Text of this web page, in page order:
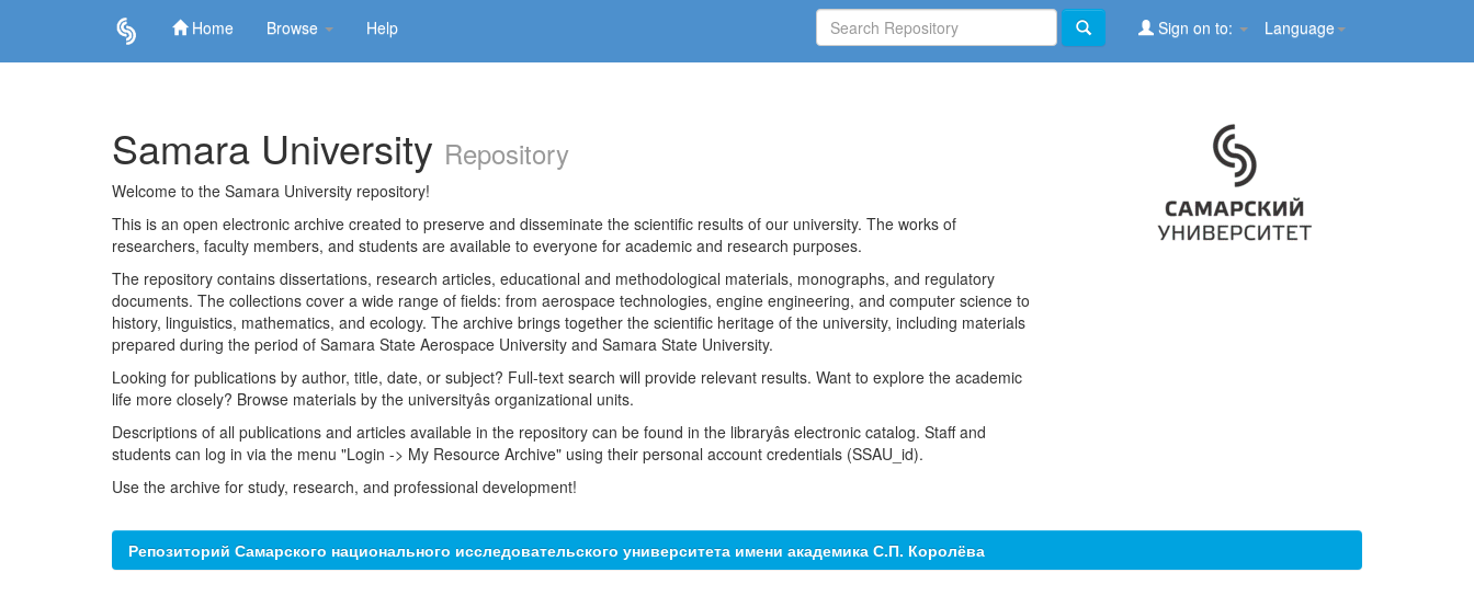
Home Browse Help Language
Sign on to:
Samara University Repository
Welcome to the Samara University repository!
This is an open electronic archive created to preserve and disseminate the scientific results of our university. The works of
researchers, faculty members, and students are available to everyone for academic and research purposes.
The repository contains dissertations, research articles, educational and methodological materials, monographs, and regulatory
documents. The collections cover a wide range of fields: from aerospace technologies, engine engineering, and computer science to
history, linguistics, mathematics, and ecology. The archive brings together the scientific heritage of the university, including materials
prepared during the period of Samara State Aerospace University and Samara State University.
Looking for publications by author, title, date, or subject? Full-text search will provide relevant results. Want to explore the academic
life more closely? Browse materials by the universityâs organizational units.
Descriptions of all publications and articles available in the repository can be found in the libraryâs electronic catalog. Staff and
students can log in via the menu "Login -> My Resource Archive" using their personal account credentials (SSAU_id).
Use the archive for study, research, and professional development!
Репозиторий Самарского национального исследовательского университета имени академика С.П. Королёва